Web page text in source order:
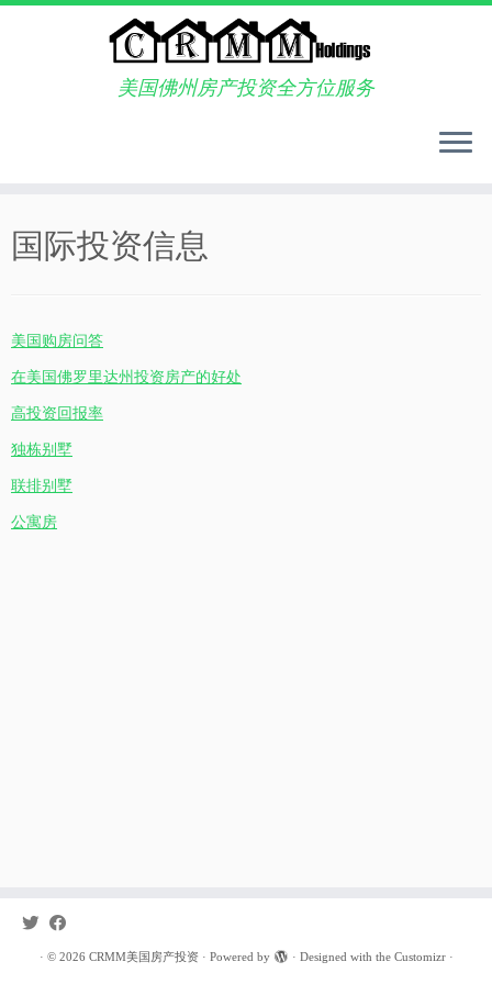
content
美国佛州房产投资全方位服务
国际投资信息
美国购房问答
在美国佛罗里达州投资房产的好处
高投资回报率
独栋别墅
联排别墅
公寓房
· © 2026 CRMM美国房产投资 · Powered by · Designed with the Customizr·